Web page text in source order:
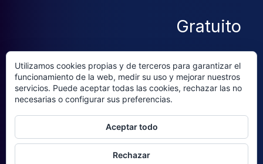
Gratuito
Utilizamos cookies propias y de terceros para garantizar el
funcionamiento de la web, medir su uso y mejorar nuestros
servicios. Puede aceptar todas las cookies, rechazar las no
necesarias o configurar sus preferencias.
Aceptar todo
Rechazar